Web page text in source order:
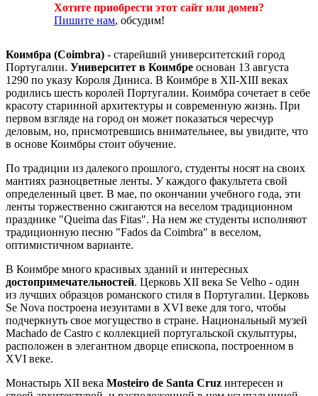
Хотите приобрести этот сайт или домен?
Пишите нам, обсудим!
Коимбра (Coimbra) - старейший университетский город
Португалии. Университет в Коимбре основан 13 августа
1290 по указу Короля Диниса. В Коимбре в XII-XIII веках
родились шесть королей Португалии. Коимбра сочетает в себе
красоту старинной архитектуры и современную жизнь. При
первом взгляде на город он может показаться чересчур
деловым, но, присмотревшись внимательнее, вы увидите, что
в основе Коимбры стоит обучение.
По традиции из далекого прошлого, студенты носят на своих
мантиях разноцветные ленты. У каждого факультета свой
определенный цвет. В мае, по окончании учебного года, эти
ленты торжественно сжигаются на веселом традиционном
празднике "Queima das Fitas". На нем же студенты исполняют
традиционную песню "Fados da Coimbra" в веселом,
оптимистичном варианте.
В Коимбре много красивых зданий и интересных
достопримечательностей. Церковь XII века Se Velho - один
из лучших образцов романского стиля в Португалии. Церковь
Se Nova построена иезуитами в XVI веке для того, чтобы
подчеркнуть свое могущество в стране. Национальный музей
Machado de Castro с коллекцией португальской скульптуры,
расположен в элегантном дворце епископа, построенном в
XVI веке.
Монастырь XII века Mosteiro de Santa Cruz интересен и